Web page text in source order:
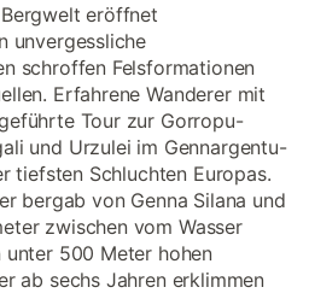
eröffnet
unvergessliche
schroffen Felsformationen
Erfahrene Wanderer mit
Tour zur Gorropu-
und Urzulei im Gennargentu-
tiefsten Schluchten Europas.
bergab von Genna Silana und
zwischen vom Wasser
500 Meter hohen
ab sechs Jahren erklimmen